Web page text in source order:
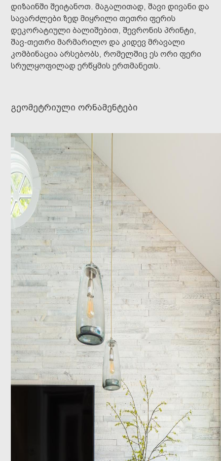
დიზაინში შეიტანოთ. მაგალითად, შავი დივანი და
სავარძლები ზედ მიყრილი თეთრი ფერის
დეკორატიული ბალიშებით, შევრონის პრინტი,
შავ-თეთრი მარმარილო და კიდევ მრავალი
კომბინაცია არსებობს, რომელშიც ეს ორი ფერი
სრულყოფილად ერწყმის ერთმანეთს.
გეომეტრიული ორნამენტები